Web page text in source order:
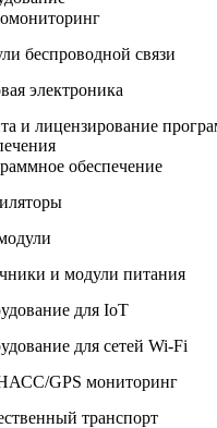
беспроводной связи
электроника
и лицензирование
обеспечение
и модули питания
для IoT
для сетей Wi-Fi
GPS мониторинг
транспорт